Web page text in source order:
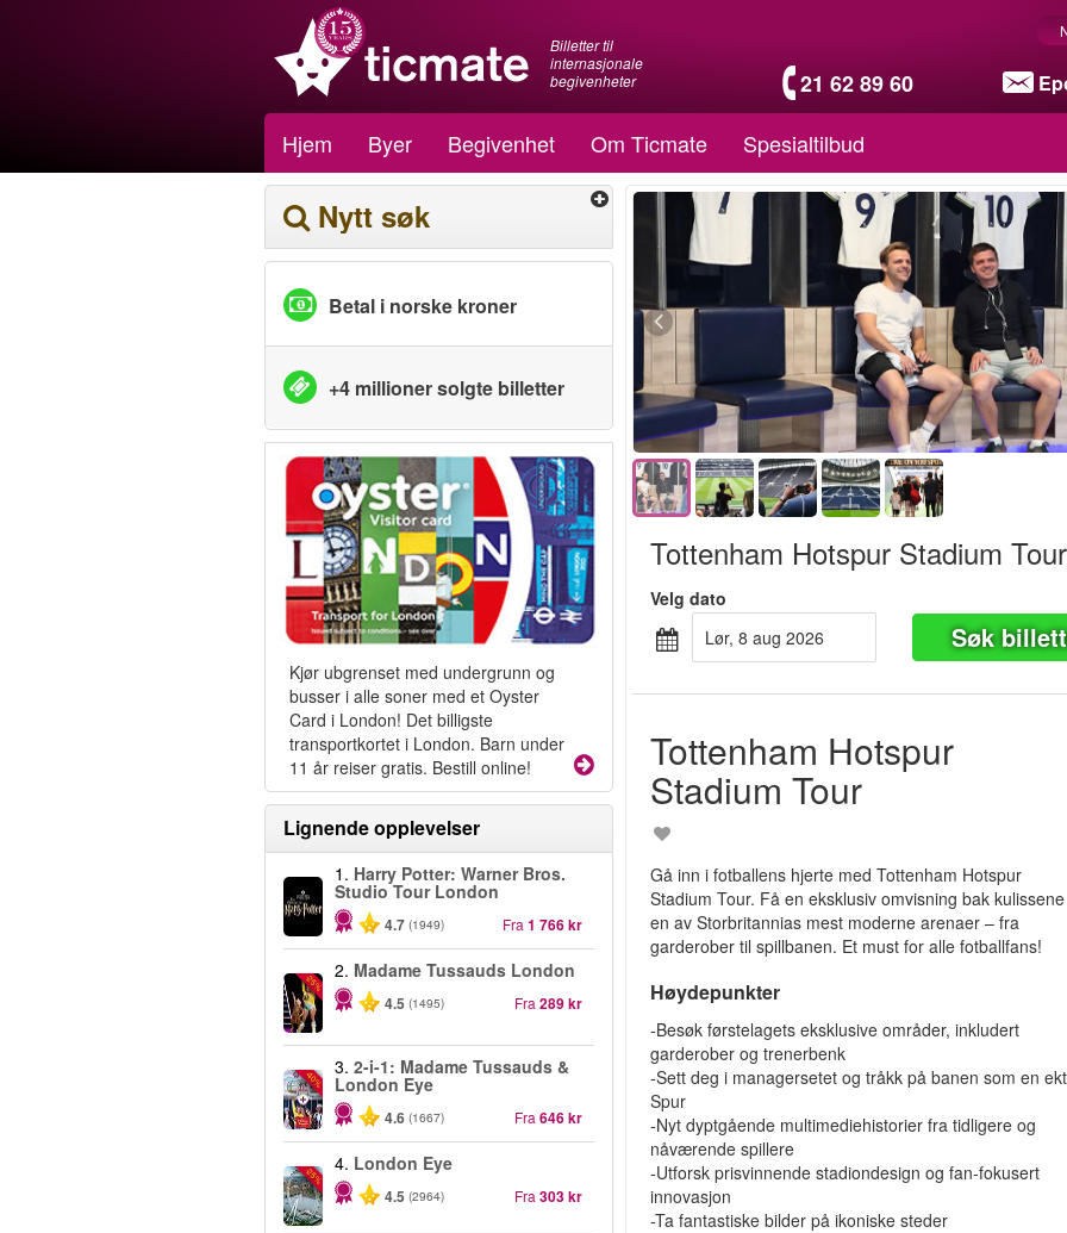
Billetter til
internasjonale
begivenheter
21 62 89 60
Hjem Byer Begivenhet Om Ticmate Spesialtilbud
Nytt søk
Betal i norske kroner
+4 millioner solgte billetter
Kjør ubgrenset med undergrunn og
busser i alle soner med et Oyster
Card i London! Det billigste
transportkortet i London. Barn under
11 år reiser gratis. Bestill online!
Lignende opplevelser
1. Harry Potter: Warner Bros.
Studio Tour London
4.7 (1949) Fra 1 766 kr
-25%
2. Madame Tussauds London
4.5 (1495) Fra 289 kr
-40%
3. 2-i-1: Madame Tussauds &
London Eye
4.6 (1667) Fra 646 kr
-25%
4. London Eye
4.5 (2964) Fra 303 kr
Tottenham Hotspur Stadium Tour
Velg dato
lør, 8 aug 2026
Søk
Tottenham Hotspur
Stadium Tour
Gå inn i fotballens hjerte med Tottenham Hotspur
Stadium Tour. Få en eksklusiv omvisning bak
en av Storbritannias mest moderne arenaer – fra
garderober til spillbanen. Et must for alle fotballfans!
Høydepunkter
-Besøk førstelagets eksklusive områder, inkludert
garderober og trenerbenk
-Sett deg i managersetet og tråkk på banen som en
Spur
-Nyt dyptgående multimediehistorier fra tidligere og
nåværende spillere
-Utforsk prisvinnende stadiondesign og fan‑fokusert
innovasjon
-Ta fantastiske bilder på ikoniske steder